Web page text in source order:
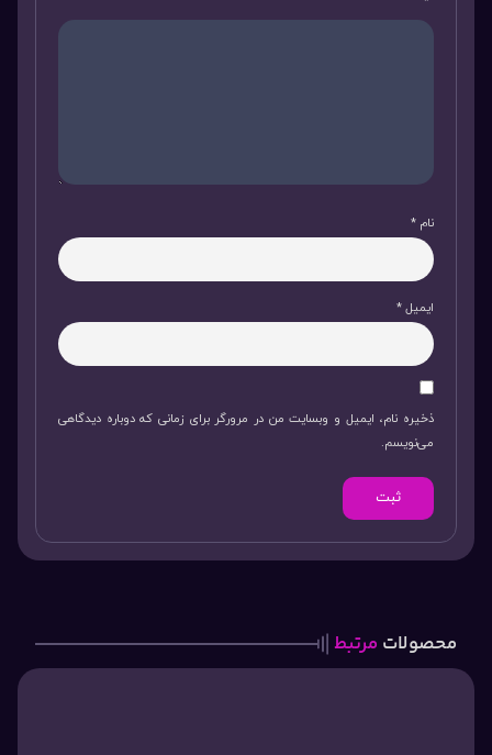
نام *
ایمیل*
ذخیره نام، ایمیل و وبسایت من در مرورگر برای زمانی که دوباره دیدگاهی
می‌نویسم.
محصولات مرتبط